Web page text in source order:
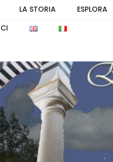
LA STORIA ESPLORA